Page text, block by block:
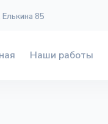
85
Наши работы